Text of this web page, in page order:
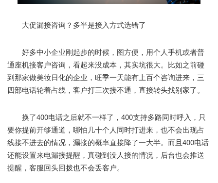
大促漏接咨询？多半是接入方式选错了
好多中小企业刚起步的时候，图方便，用个人手机或者普
通座机接客户咨询，看起来没成本，其实坑很大。比如之前碰
到那家做美妆日化的企业，旺季一天能有上百个咨询进来，三
四部电话轮着占线，客户打三次接不通，直接转头找别家了。
换了400电话之后就不一样了，400支持多路同时呼入，只
要你提前开够通道，哪怕几十个人同时打进来，也不会出现占
线接不进去的情况，漏接的概率直接降了一大半。而且400电话
还能设置来电漏接提醒，真碰到没人接的情况，后台也会推送
提醒，客服回头回拨也不会丢客户。